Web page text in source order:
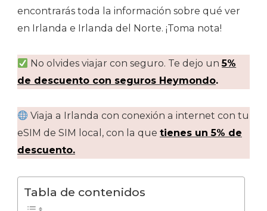
encontrarás toda la información sobre qué ver
en Irlanda e Irlanda del Norte. ¡Toma nota!
No olvides viajar con seguro. Te dejo un5%
de descuento con seguros Heymondo.
Viaja a Irlanda con conexión a internet con tu
eSIM de SIM local, con la que tienes un 5% de
descuento.
Tabla de contenidos